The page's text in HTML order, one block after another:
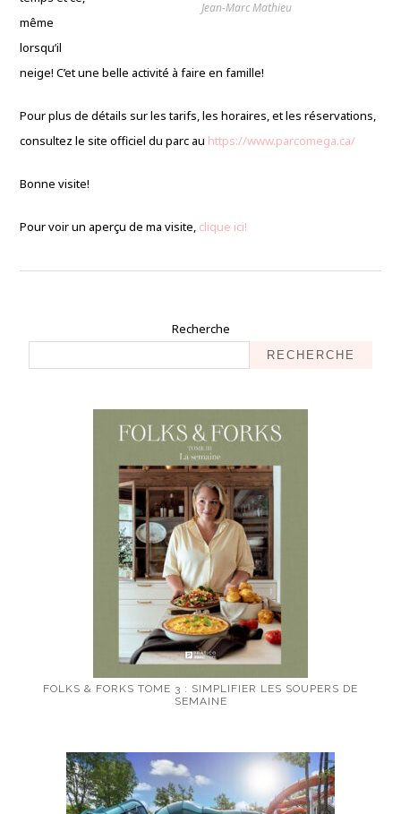
Jean-Marc Mathieu
même
lorsqu’il
neige! C’et une belle activité à faire en famille!
Pour plus de détails sur les tarifs, les horaires, et les réservations,
consultez le site officiel du parc au https://www.parcomega.ca/
Bonne visite!
Pour voir un aperçu de ma visite, clique ici!
Recherche
RECHERCHE
FOLKS & FORKS TOME 3 : SIMPLIFIER LES SOUPERS DE
SEMAINE